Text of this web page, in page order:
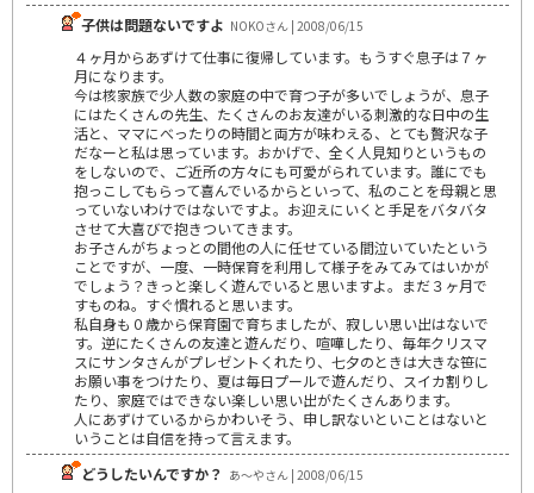
子供は問題ないですよ NOKOさん | 2008/06/15
４ヶ月からあずけて仕事に復帰しています。もうすぐ息子は７ヶ
月になります。
今は核家族で少人数の家庭の中で育つ子が多いでしょうが、息子
にはたくさんの先生、たくさんのお友達がいる刺激的な日中の生
活と、ママにべったりの時間と両方が味わえる、とても贅沢な子
だなーと私は思っています。おかげで、全く人見知りというもの
をしないので、ご近所の方々にも可愛がられています。誰にでも
抱っこしてもらって喜んでいるからといって、私のことを母親と思
っていないわけではないですよ。お迎えにいくと手足をバタバタ
させて大喜びで抱きついてきます。
お子さんがちょっとの間他の人に任せている間泣いていたという
ことですが、一度、一時保育を利用して様子をみてみてはいかが
でしょう？きっと楽しく遊んでいると思いますよ。まだ３ヶ月で
すものね。すぐ慣れると思います。
私自身も０歳から保育園で育ちましたが、寂しい思い出はないで
す。逆にたくさんの友達と遊んだり、喧嘩したり、毎年クリスマ
スにサンタさんがプレゼントくれたり、七夕のときは大きな笹に
お願い事をつけたり、夏は毎日プールで遊んだり、スイカ割りし
たり、家庭ではできない楽しい思い出がたくさんあります。
人にあずけているからかわいそう、申し訳ないといことはないと
いうことは自信を持って言えます。
どうしたいんですか？ あ～やさん | 2008/06/15